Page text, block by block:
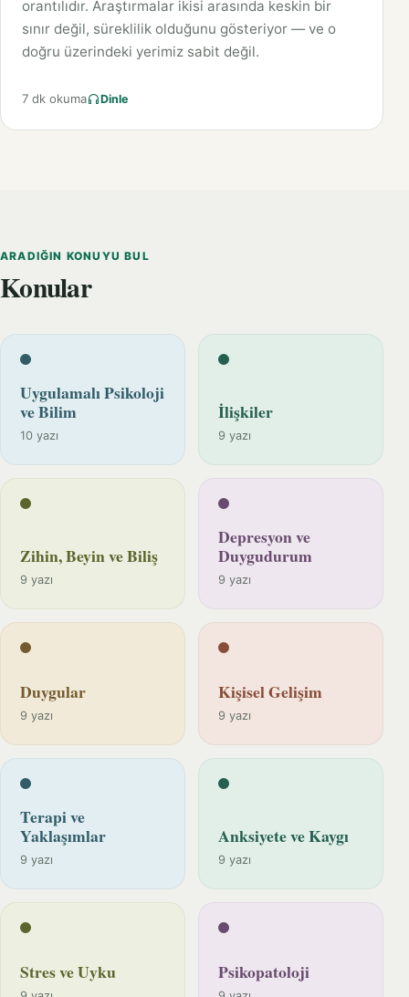
orantılıdır. Araştırmalar ikisi arasında keskin bir
sınır değil, süreklilik olduğunu gösteriyor — ve o
doğru üzerindeki yerimiz sabit değil.
7 dk okuma Dinle
ARADIĞIN KONUYU BUL
Konular
Uygulamalı Psikoloji
ve Bilim
10 yazı
İlişkiler
9 yazı
Zihin, Beyin ve Biliş
9 yazı
Depresyon ve
Duygudurum
9 yazı
Duygular
9 yazı
Kişisel Gelişim
9 yazı
Terapi ve
Yaklaşımlar
9 yazı
Anksiyete ve Kaygı
9 yazı
Stres ve Uyku Psikopatoloji